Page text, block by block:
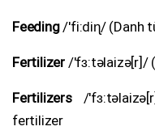
Feeding/'fi:diɳ/ (Danh
Fertilizer /'fɜ:təlaizə[r]/
Fertilizers/
fertilizer